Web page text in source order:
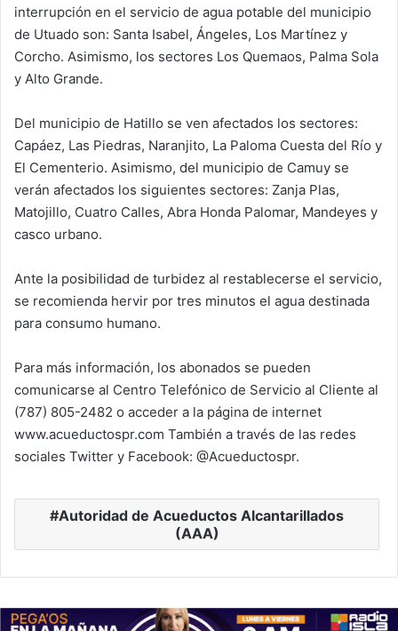
interrupción en el servicio de agua potable del municipio
de Utuado son: Santa Isabel, Ángeles, Los Martínez y
Corcho. Asimismo, los sectores Los Quemaos, Palma Sola
y Alto Grande.
Del municipio de Hatillo se ven afectados los sectores:
Capáez, Las Piedras, Naranjito, La Paloma Cuesta del Río y
El Cementerio. Asimismo, del municipio de Camuy se
verán afectados los siguientes sectores: Zanja Plas,
Matojillo, Cuatro Calles, Abra Honda Palomar, Mandeyes y
casco urbano.
Ante la posibilidad de turbidez al restablecerse el servicio,
se recomienda hervir por tres minutos el agua destinada
para consumo humano.
Para más información, los abonados se pueden
comunicarse al Centro Telefónico de Servicio al Cliente al
(787) 805-2482 o acceder a la página de internet
www.acueductospr.com También a través de las redes
sociales Twitter y Facebook: @Acueductospr.
Autoridad de Acueductos Alcantarillados
(AAA)